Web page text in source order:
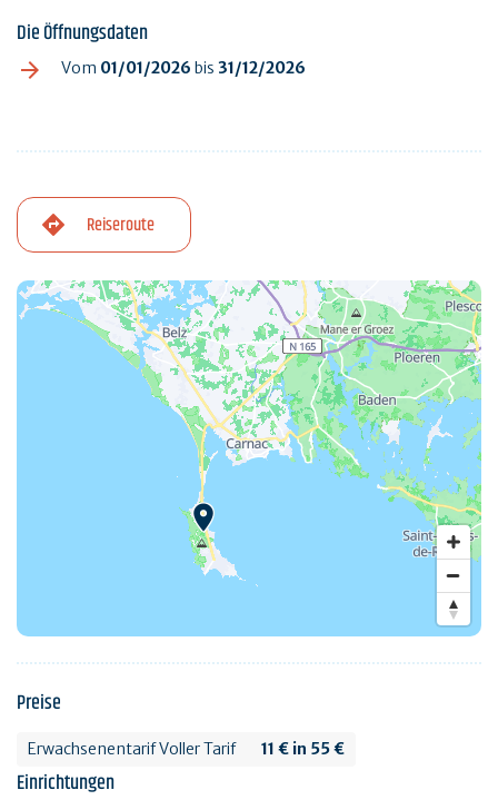
Die Öffnungsdaten
Vom 01/01/2026 bis 31/12/2026
Reiseroute
Preise
Erwachsenentarif Voller Tarif 11 € in 55 €
Einrichtungen